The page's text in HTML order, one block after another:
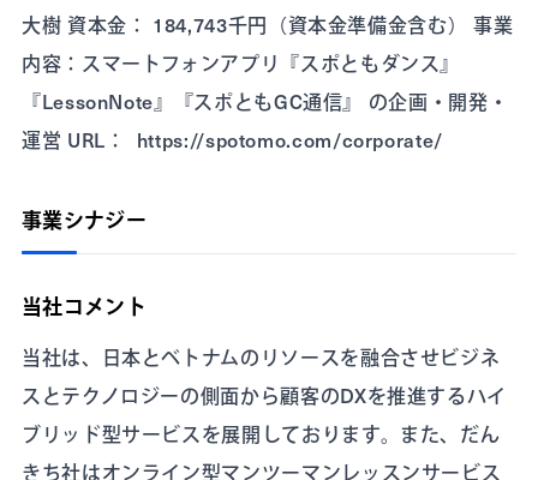
大樹 資本金： 184,743千円（資本金準備金含む） 事業
内容：スマートフォンアプリ『スポともダンス』
『LessonNote』『スポともGC通信』 の企画・開発・
運営 URL： https://spotomo.com/corporate/
事業シナジー
当社コメント
当社は、日本とベトナムのリソースを融合させビジネ
スとテクノロジーの側面から顧客のDXを推進するハイ
ブリッド型サービスを展開しております。また、だん
きち社はオンライン型マンツーマンレッスンサービス